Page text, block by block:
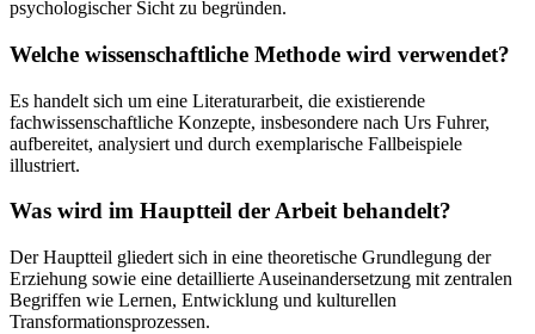
psychologischer Sicht zu begründen.
Welche wissenschaftliche Methode wird verwendet?
Es handelt sich um eine Literaturarbeit, die existierende
fachwissenschaftliche Konzepte, insbesondere nach Urs Fuhrer,
aufbereitet, analysiert und durch exemplarische Fallbeispiele
illustriert.
Was wird im Hauptteil der Arbeit behandelt?
Der Hauptteil gliedert sich in eine theoretische Grundlegung der
Erziehung sowie eine detaillierte Auseinandersetzung mit zentralen
Begriffen wie Lernen, Entwicklung und kulturellen
Transformationsprozessen.